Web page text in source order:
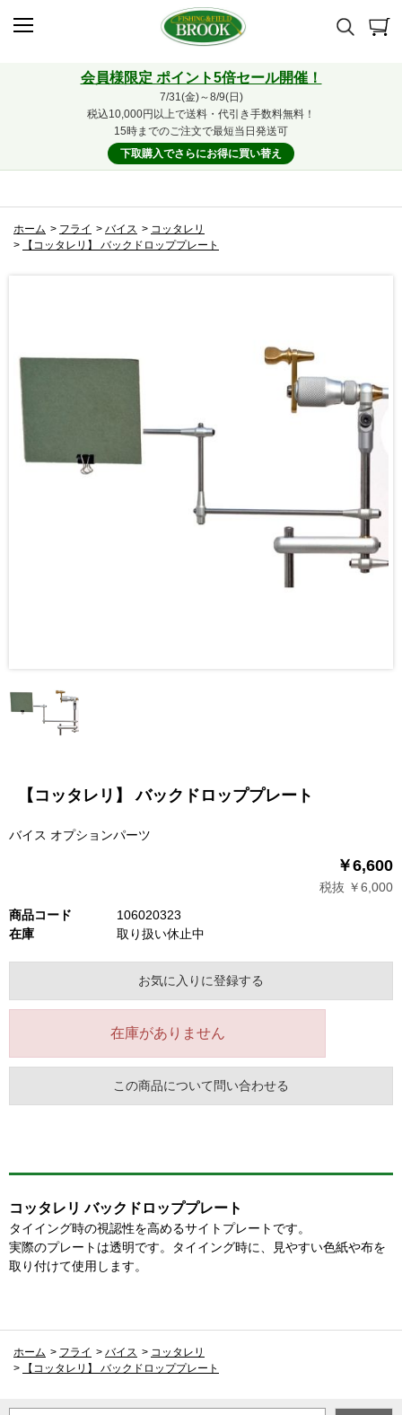
会員様限定 ポイント5倍セール開催！
7/31(金)～8/9(日)
税込10,000円以上で送料・代引き手数料無料！
15時までのご注文で最短当日発送可
下取購入でさらにお得に買い替え
ホーム > フライ > バイス > コッタレリ
>
【コッタレリ】 バックドロッププレート
【コッタレリ】 バックドロッププレート
バイス オプションパーツ
￥6,600
税抜 ￥6,000
商品コード
106020323
在庫
取り扱い休止中
お気に入りに登録する
在庫がありません
この商品について問い合わせる
コッタレリ バックドロッププレート
タイイング時の視認性を高めるサイトプレートです。
実際のプレートは透明です。タイイング時に、見やすい色紙や布を
取り付けて使用します。
ホーム > フライ > バイス > コッタレリ
>
【コッタレリ】 バックドロッププレート